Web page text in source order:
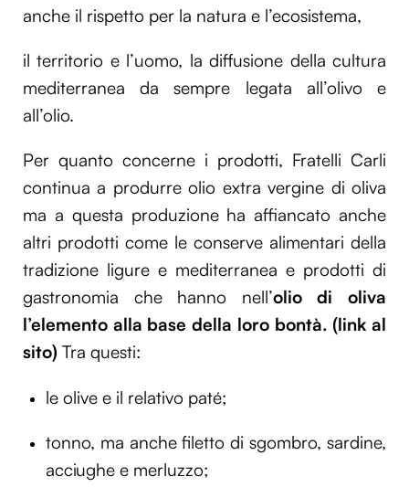
anche il rispetto per la natura e l’ecosistema,
il territorio e l’uomo, la diffusione della cultura
mediterranea da sempre legata all’olivo e
all’olio.
Per quanto concerne i prodotti, Fratelli Carli
continua a produrre olio extra vergine di oliva
ma a questa produzione ha affiancato anche
altri prodotti come le conserve alimentari della
tradizione ligure e mediterranea e prodotti di
gastronomia che hanno nell’olio di oliva
l’elemento alla base della loro bontà. (link al
sito) Tra questi:
le olive e il relativo paté;
tonno, ma anche filetto di sgombro, sardine,
acciughe e merluzzo;